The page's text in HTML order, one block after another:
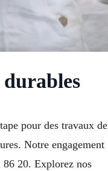
pour des travaux de
Notre engagement
86 20. Explorez nos